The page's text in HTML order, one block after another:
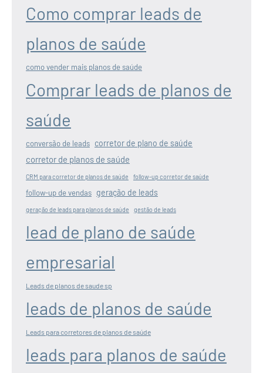
Como comprar leads de
planos de saúde
como vender mais planos de saúde
Comprar leads de planos de
saúde
conversão de leads corretor de plano de saúde
corretor de planos de saúde
CRM para corretor de planos de saúde follow-up corretor de saúde
follow-up de vendas geração de leads
geração de leads para planos de saúde gestão de leads
lead de plano de saúde
empresarial
Leads de planos de saude sp
leads de planos de saúde
Leads para corretores de planos de saúde
leads para planos de saúde